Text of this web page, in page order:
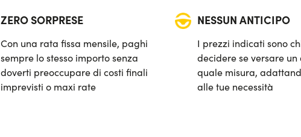
ZERO SORPRESE
Con una rata fissa mensile, paghi
sempre lo stesso importo senza
doverti preoccupare di costi finali
imprevisti o maxi rate
NESSUN ANTICIPO
I prezzi indicati sono
decidere se versare un
quale misura,
alle tue necessità